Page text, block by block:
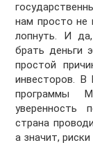
нам просто не
лопнуть. И
брать деньги
простой
инвесторов. В
программы
уверенность
страна
а значит,